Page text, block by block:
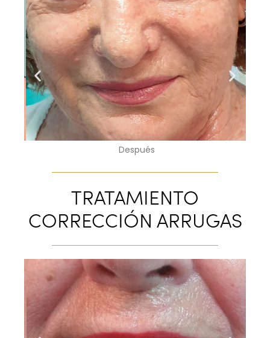
Después
TRATAMIENTO
CORRECCIÓN ARRUGAS